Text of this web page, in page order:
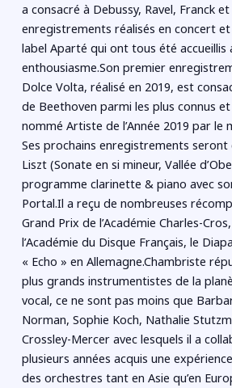
a consacré à Debussy, Ravel, Franck
enregistrements réalisés en concert
label Aparté qui ont tous été accueillis
enthousiasme.Son premier
Dolce Volta, réalisé en 2019, est
de Beethoven parmi les plus connus et
nommé Artiste de l’Année 2019 par le
Ses prochains enregistrements seront
Liszt (Sonate en si mineur, Vallée
programme clarinette & piano avec
Portal.Il a reçu de nombreuses
Grand Prix de l’Académie Charles-
l’Académie du Disque Français, le
« Echo » en Allemagne.Chambriste
plus grands instrumentistes de la
vocal, ce ne sont pas moins que
Norman, Sophie Koch, Nathalie
Crossley-Mercer avec lesquels il a
plusieurs années acquis une
des orchestres tant en Asie qu’en